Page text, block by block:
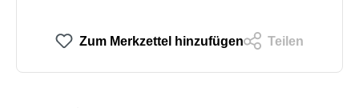
Zum Merkzettel hinzufügen Teilen